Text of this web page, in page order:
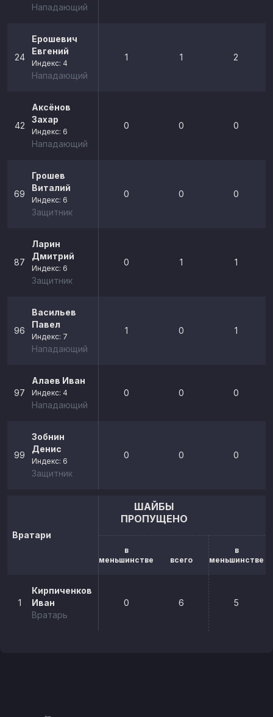
Нападающий
24
Ерошевич
Евгений
Индекс: 4
Нападающий
1 1 2
42
Аксёнов
Захар
Индекс: 6
Нападающий
0 0 0
69
Грошев
Виталий
Индекс: 6
Защитник
0 0 0
87
Ларин
Дмитрий
Индекс: 6
Защитник
0 1 1
96
Васильев
Павел
Индекс: 7
Нападающий
1 0 1
97
Алаев Иван
Индекс: 4
Нападающий
0 0 0
99
Зобнин
Денис
Индекс: 6
Защитник
0 0 0
Вратари
ШАЙБЫ
ПРОПУЩЕНО
в
меньшинстве
всего
в
меньшинстве
1
Кирпиченков
Иван
Вратарь
0 6 5